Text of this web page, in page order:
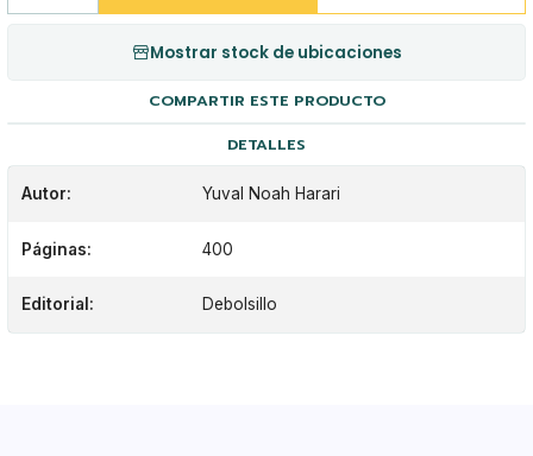
Mostrar stock de ubicaciones
COMPARTIR ESTE PRODUCTO
DETALLES
Autor: Yuval Noah Harari
Páginas: 400
Editorial: Debolsillo